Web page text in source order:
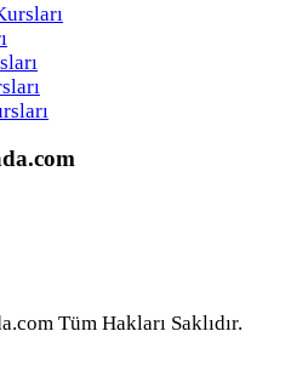
Tüm Hakları Saklıdır.